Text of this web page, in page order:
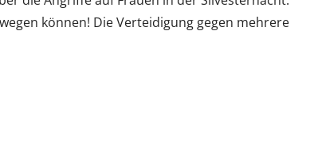
können! Die Verteidigung gegen mehrere